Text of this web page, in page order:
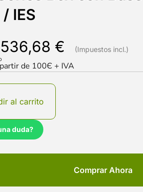
IES
536,68 €
de 100Є + IVA
al carrito
duda?
Comprar Ahora